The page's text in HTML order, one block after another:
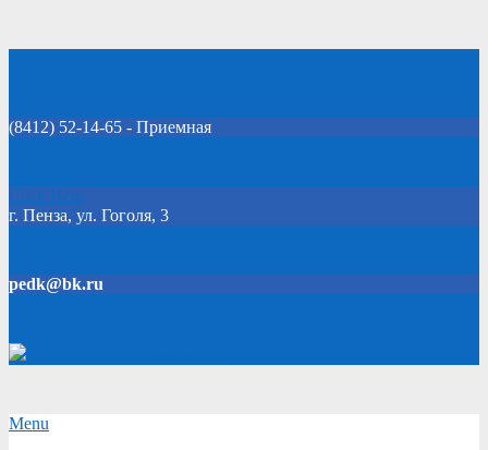
(8412) 52-14-65 - Приемная
Click Here
г. Пенза, ул. Гоголя, 3
pedk@bk.ru
Secondary
Menu